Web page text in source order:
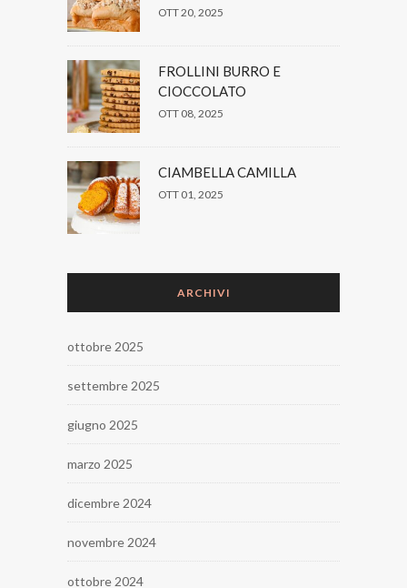
OTT 20, 2025
FROLLINI BURRO E
CIOCCOLATO
OTT 08, 2025
CIAMBELLA CAMILLA
OTT 01, 2025
ARCHIVI
ottobre 2025
settembre 2025
giugno 2025
marzo 2025
dicembre 2024
novembre 2024
ottobre 2024